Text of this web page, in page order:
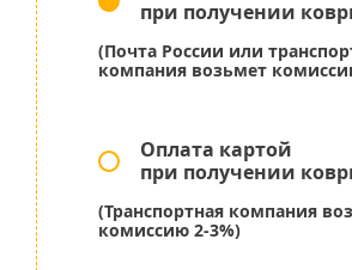
при получении
(Почта России или
компания возьмет
Оплата картой
при получении
(Транспортная компания
комиссию 2-3%)